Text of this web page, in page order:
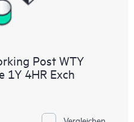
Post WTY
1Y 4HR Exch